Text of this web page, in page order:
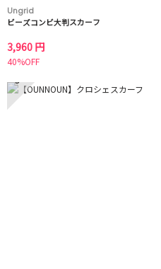
Ungrid
ビーズコンビ大判スカーフ
3,960 円
40%OFF
5